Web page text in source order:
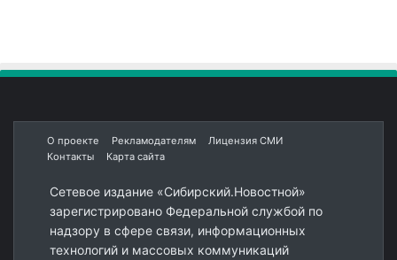
О проекте Рекламодателям
Лицензия СМИ
Контакты
Карта сайта
Сетевое издание «Сибирский.Новостной»
зарегистрировано Федеральной службой по
надзору в сфере связи, информационных
технологий и массовых коммуникаций